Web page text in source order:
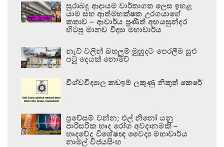
සුරාබදු ආදායම වාර්තාගත ලෙස ඉහළ
යාම සහ ආත්මභක්ෂක උරගයාගේ
කතාව – ආචාර්ය ප්‍රණීත් අභයසුන්දර
හිටපු මානව විද්‍යා මහාචාර්ය
නැව් වලින් බහලුම් මුහුදට පෙරලීම සුළු
පටු දෙයක් නොවේ
විශ්වවිද්‍යාල කඩඉම් ලකුණු නිකුත් කෙරේ
ප්‍රවේසම් වන්න; එල් නිනෝ යනු
පාරිසරික හෘද රෝග අවදානමකි –
හෘදවේද විශේෂඥ වෛද්‍ය මහාචාර්ය
නාමල් විජයසිංහ